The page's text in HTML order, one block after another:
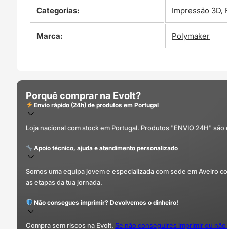
Categorias: Impressão 3D,
Marca: Polymaker
Porquê comprar na Evolt?
Envio rápido (24h) de produtos em Portugal
Loja nacional com stock em Portugal. Produtos "ENVIO 24H"
Apoio técnico, ajuda e atendimento personalizado
Somos uma equipa jovem e especializada com sede em Aveiro
as etapas da tua jornada.
Não consegues imprimir? Devolvemos o dinheiro!
Compra sem riscos na Evolt. Se não conseguires imprimir ou